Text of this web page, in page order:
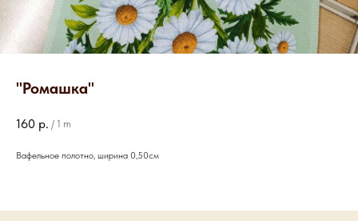
"Ромашка"
160 р. / 1 m
Вафельное полотно, ширина 0,50см